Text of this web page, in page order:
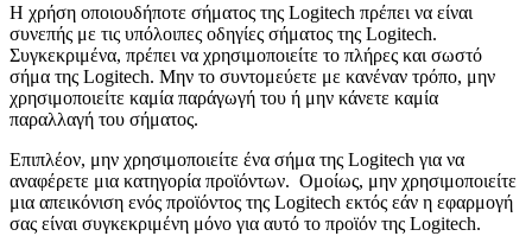
Η χρήση οποιουδήποτε σήματος της Logitech πρέπει να είναι
συνεπής με τις υπόλοιπες οδηγίες σήματος της Logitech.
Συγκεκριμένα, πρέπει να χρησιμοποιείτε το πλήρες και σωστό
σήμα της Logitech. Μην το συντομεύετε με κανέναν τρόπο, μην
χρησιμοποιείτε καμία παράγωγή του ή μην κάνετε καμία
παραλλαγή του σήματος.
Επιπλέον, μην χρησιμοποιείτε ένα σήμα της Logitech για να
αναφέρετε μια κατηγορία προϊόντων. Ομοίως, μην χρησιμοποιείτε
μια απεικόνιση ενός προϊόντος της Logitech εκτός εάν η εφαρμογή
σας είναι συγκεκριμένη μόνο για αυτό το προϊόν της Logitech.